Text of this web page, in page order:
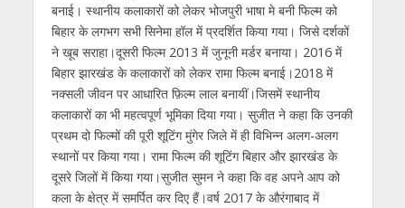
बनाई। स्थानीय कलाकारों को लेकर भोजपुरी भाषा मे बनी फिल्म को
बिहार के लगभग सभी सिनेमा हॉल में प्रदर्शित किया गया। जिसे दर्शकों
ने खूब सराहा।दूसरी फिल्म 2013 में जुनूनी मर्डर बनाया। 2016 में
बिहार झारखंड के कलाकारों को लेकर रामा फिल्म बनाई।2018 में
नक्सली जीवन पर आधारित फ़िल्म लाल बनायीं।जिसमें स्थानीय
कलाकारों का भी महत्वपूर्ण भूमिका दिया गया। सुजीत ने कहा कि उनकी
प्रथम दो फिल्मों की पूरी शूटिंग मुंगेर जिले में ही विभिन्न अलग-अलग
स्थानों पर किया गया। रामा फिल्म की शूटिंग बिहार और झारखंड के
दूसरे जिलों में किया गया।सुजीत सुमन ने कहा कि वह अपने आप को
कला के क्षेत्र में समर्पित कर दिए हैं।वर्ष 2017 के औरंगाबाद में